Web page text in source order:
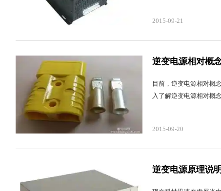
2015-09-21
逆变电源相对概
目前，逆变电源相对概
入了解逆变电源相对概念
2015-09-20
逆变电源原理说明